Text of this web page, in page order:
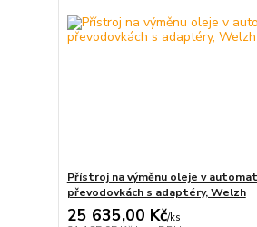
Přístroj na výměnu oleje v
převodovkách s adaptéry, Welzh
25 635,00 Kč/ks